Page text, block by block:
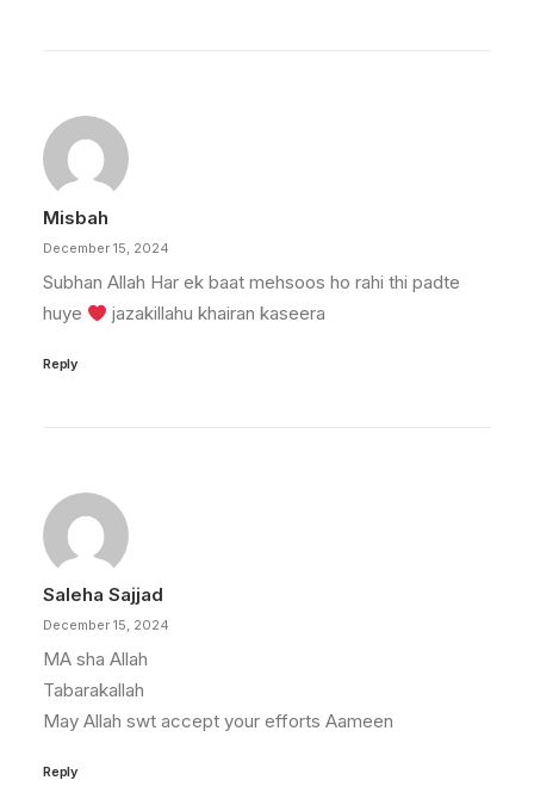
Misbah
December 15, 2024
Subhan Allah Har ek baat mehsoos ho rahi thi padte
huye
jazakillahu khairan kaseera
Reply
Saleha Sajjad
December 15, 2024
MA sha Allah
Tabarakallah
May Allah swt accept your efforts Aameen
Reply